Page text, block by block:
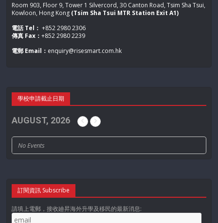
Room 903, Floor 9, Tower 1 Silvercord, 30 Canton Road, Tsim Sha Tsui,
Kowloon, Hong Kong (Tsim Sha Tsui MTR Station Exit A1)
電話 Tel： +852 2980 2306
傳真 Fax：+852 2980 2239
電郵 Email： enquiry@risesmart.com.hk
學校申請截止日期
AUGUST, 2026
No Events
訂閱資訊 Subscribe
請填上電郵，接收廸昇海外升學及移民的最新消息: